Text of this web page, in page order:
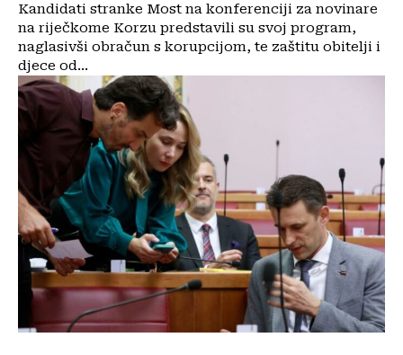
Kandidati stranke Most na konferenciji za novinare
na riječkome Korzu predstavili su svoj program,
naglasivši obračun s korupcijom, te zaštitu obitelji i
djece od...